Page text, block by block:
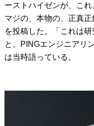
ーストハイゼンが、これ
マジの、本物の、正真
を投稿した。「これは
と、PINGエンジニアリ
は当時語っている。